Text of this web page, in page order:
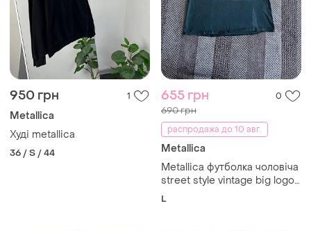
950 грн 1
Metallica
Худі metallica
36 / S / 44
655 грн 0
690 грн
распродажа до 10 авг.
Metallica
Metallica футболка чоловіча
street style vintage big logo
rock оригінал б у
L